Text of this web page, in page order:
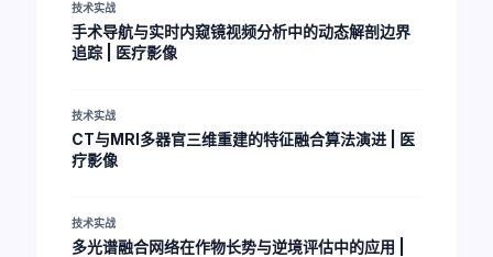
技术实战
手术导航与实时内窥镜视频分析中的动态解剖边界
追踪 | 医疗影像
技术实战
CT与MRI多器官三维重建的特征融合算法演进 | 医
疗影像
技术实战
多光谱融合网络在作物长势与逆境评估中的应用 |